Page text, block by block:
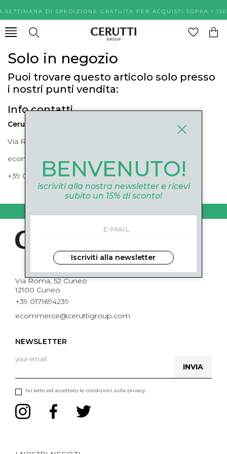
SETTIMANA DI SPEDIZIONE GRATUITA PER ACQUISTI
Solo in negozio
Puoi trovare questo articolo solo presso
i nostri punti vendita:
Info contatti
Cerutti Boutique
Via Roma, 52 Cuneo 12100 Cuneo
ecommerce@ceruttigroup.com
+39 0171694239
Via Roma, 52 Cuneo
12100 Cuneo
+39 0171694239
ecommerce@ceruttigroup.com
NEWSLETTER
ho letto ed accettato le condizioni sulla privacy.
INVIA
BENVENUTO!
iscriviti alla nostra newsletter e ricevi
subito un 15% di sconto!
Iscriviti alla newsletter